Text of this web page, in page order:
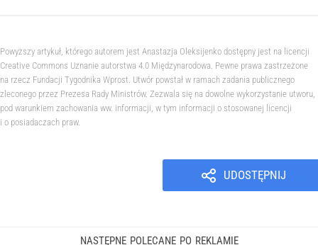
Powyższy artykuł, którego autorem jest Anastazja Oleksijenko dostępny jest na licencji
Creative Commons Uznanie autorstwa 4.0 Międzynarodowa. Pewne prawa zastrzeżone
na rzecz Fundacji Tygodnika Wprost. Utwór powstał w ramach zadania publicznego
zleconego przez Prezesa Rady Ministrów. Zezwala się na dowolne wykorzystanie utworu,
pod warunkiem zachowania ww. informacji, w tym informacji o stosowanej licencji
i o posiadaczach praw.
UDOSTĘPNIJ